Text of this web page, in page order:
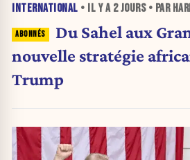
INTERNATIONAL • IL Y A 2 JOURS• PAR
Du Sahel aux
nouvelle stratégie
Trump